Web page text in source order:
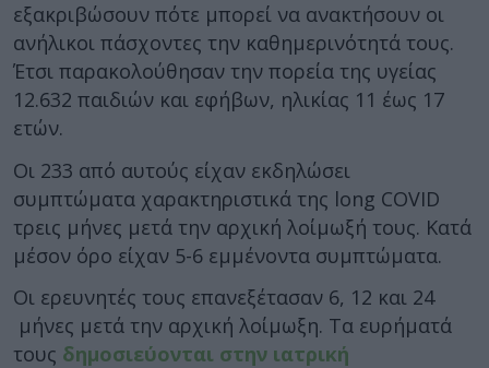
εξακριβώσουν πότε μπορεί να ανακτήσουν οι
ανήλικοι πάσχοντες την καθημερινότητά τους.
Έτσι παρακολούθησαν την πορεία της υγείας
12.632 παιδιών και εφήβων, ηλικίας 11 έως 17
ετών.
Οι 233 από αυτούς είχαν εκδηλώσει
συμπτώματα χαρακτηριστικά της long COVID
τρεις μήνες μετά την αρχική λοίμωξή τους. Κατά
μέσον όρο είχαν 5-6 εμμένοντα συμπτώματα.
Οι ερευνητές τους επανεξέτασαν 6, 12 και 24
μήνες μετά την αρχική λοίμωξη. Τα ευρήματά
τους δημοσιεύονται στην ιατρική